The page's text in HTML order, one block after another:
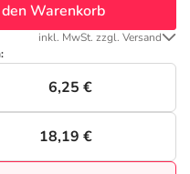
Kopfhaut
Deals
den Warenkorb
inkl. MwSt. zzgl. Versand
6,25 €
18,19 €